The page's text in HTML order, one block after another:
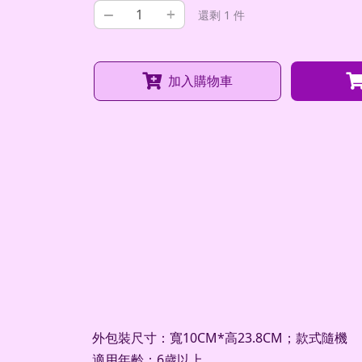
– + 還剩 1 件
加入購物車
外包裝尺寸：寬10CM*高23.8CM；款式隨機